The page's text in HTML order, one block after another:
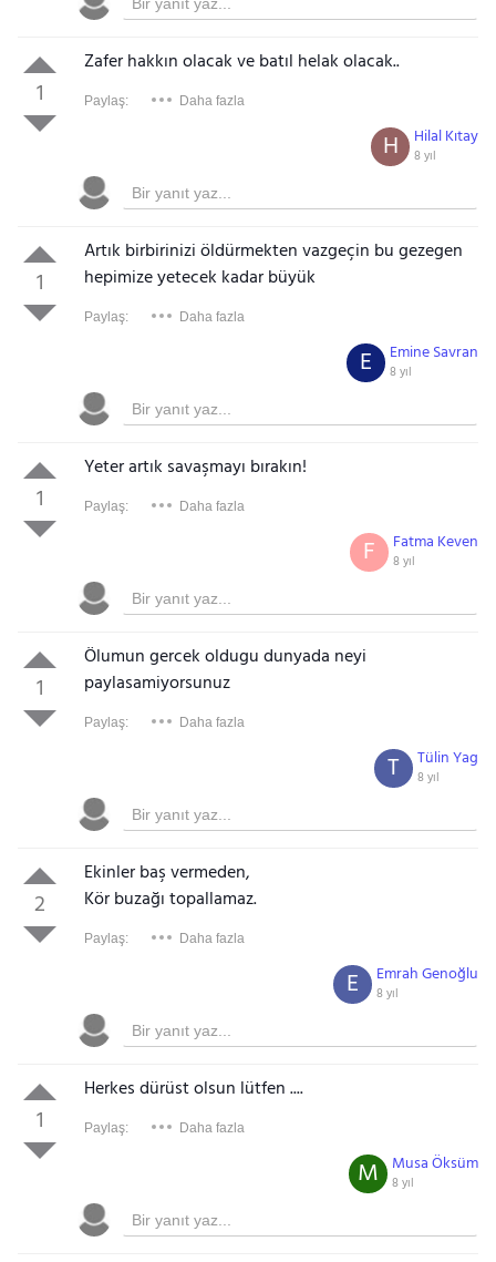
1
Zafer hakkın olacak ve batıl helak olacak..
Paylaş: Daha fazla
Hilal Kıtay
8 yıl
H
1
Artık birbirinizi öldürmekten vazgeçin bu gezegen
hepimize yetecek kadar büyük
Paylaş: Daha fazla
Emine Savran
8 yıl
E
1
Yeter artık savaşmayı bırakın!
Paylaş: Daha fazla
Fatma Keven
8 yıl
F
1
Ölumun gercek oldugu dunyada neyi
paylasamiyorsunuz
Paylaş: Daha fazla
Tülin Yag
8 yıl
T
2
Ekinler baş vermeden,
Kör buzağı topallamaz.
Paylaş: Daha fazla
Emrah Genoğlu
8 yıl
E
1
Herkes dürüst olsun lütfen ....
Paylaş: Daha fazla
Musa Öksüm
8 yıl
M